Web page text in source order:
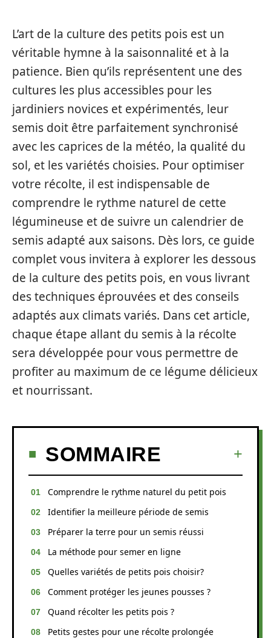
L’art de la culture des petits pois est un
véritable hymne à la saisonnalité et à la
patience. Bien qu’ils représentent une des
cultures les plus accessibles pour les
jardiniers novices et expérimentés, leur
semis doit être parfaitement synchronisé
avec les caprices de la météo, la qualité du
sol, et les variétés choisies. Pour optimiser
votre récolte, il est indispensable de
comprendre le rythme naturel de cette
légumineuse et de suivre un calendrier de
semis adapté aux saisons. Dès lors, ce guide
complet vous invitera à explorer les dessous
de la culture des petits pois, en vous livrant
des techniques éprouvées et des conseils
adaptés aux climats variés. Dans cet article,
chaque étape allant du semis à la récolte
sera développée pour vous permettre de
profiter au maximum de ce légume délicieux
et nourrissant.
SOMMAIRE
Comprendre le rythme naturel du petit pois
Identifier la meilleure période de semis
Préparer la terre pour un semis réussi
La méthode pour semer en ligne
Quelles variétés de petits pois choisir?
Comment protéger les jeunes pousses ?
Quand récolter les petits pois ?
Petits gestes pour une récolte prolongée